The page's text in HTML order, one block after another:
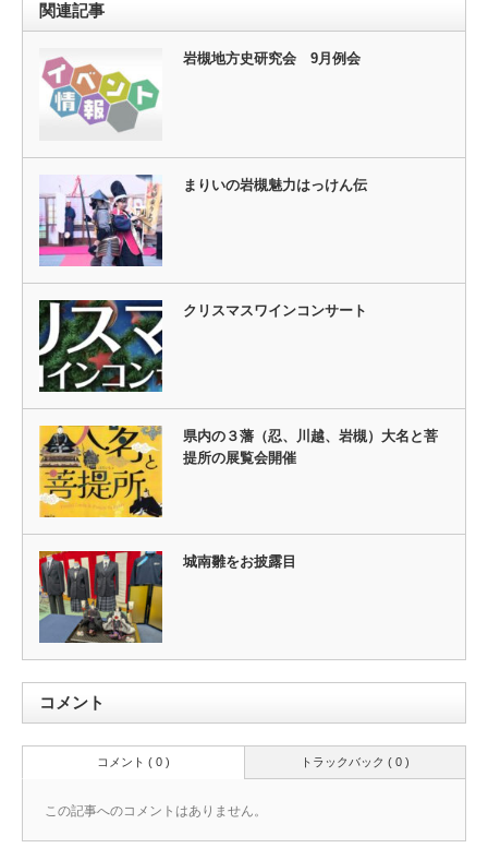
関連記事
岩槻地方史研究会 9月例会
まりいの岩槻魅力はっけん伝
クリスマスワインコンサート
県内の３藩（忍、川越、岩槻）大名と菩
提所の展覧会開催
城南雛をお披露目
コメント
トラックバック ( 0 )
コメント ( 0 )
この記事へのコメントはありません。